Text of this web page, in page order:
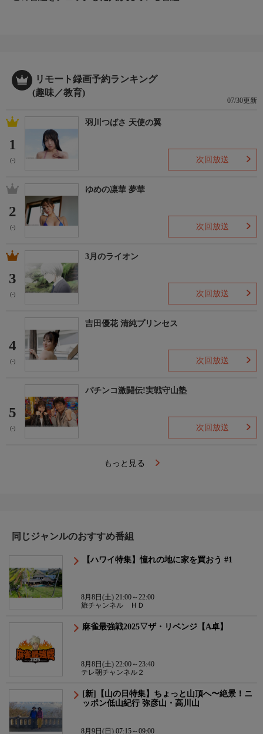
リモート録画予約ランキング
(趣味／教育)
07/30更新
1
(-)
羽川つばさ 天使の翼
次回放送
2
(-)
ゆめの凛華 夢華
次回放送
3
(-)
3月のライオン
次回放送
4
(-)
吉田優花 清純プリンセス
次回放送
5
(-)
パチンコ激闘伝!実戦守山塾
次回放送
もっと見る
同じジャンルのおすすめ番組
【ハワイ特集】憧れの地に家を買おう #1
8月8日(土) 21:00～22:00
旅チャンネル ＨＤ
麻雀最強戦2025▽ザ・リベンジ【A卓】
8月8日(土) 22:00～23:40
テレ朝チャンネル２
[新]【山の日特集】ちょっと山頂へ〜絶景！ニ
ッポン低山紀行 弥彦山・高川山
8月9日(日) 07:15～09:00